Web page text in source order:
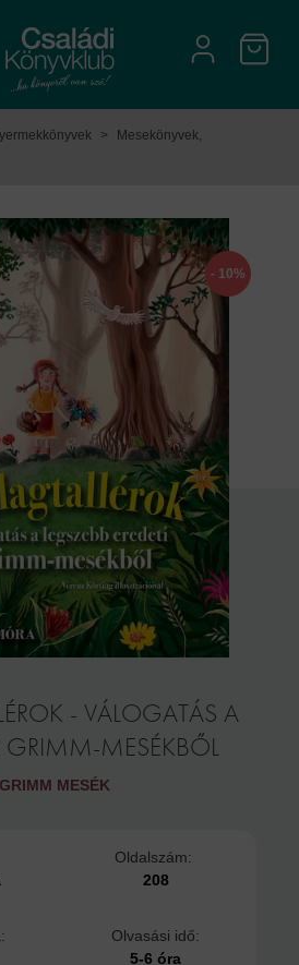
>
Mesekönyvek,
- 10%
- VÁLOGATÁS A
GRIMM-MESÉKBŐL
GRIMM MESÉK
Oldalszám:
208
Olvasási idő:
5-6 óra